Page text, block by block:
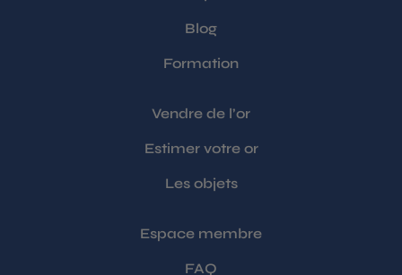
Blog
Formation
Vendre de l’or
Estimer votre or
Les objets
Espace membre
FAQ